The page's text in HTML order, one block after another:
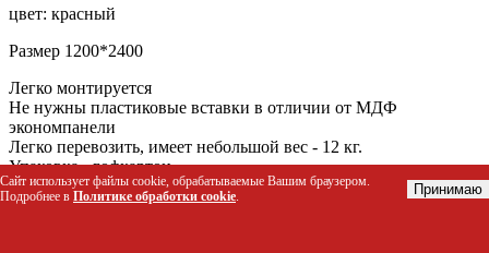
цвет: красный
Размер 1200*2400
Легко монтируется
Не нужны пластиковые вставки в отличии от МДФ
экономпанели
Легко перевозить, имеет небольшой вес - 12 кг.
Упаковка - гофкартон
Комплектуется боковыми заглушками
Сайт использует файлы cookie, обрабатываемые Вашим браузером.
Подробнее в Политике обработки cookie. Принимаю